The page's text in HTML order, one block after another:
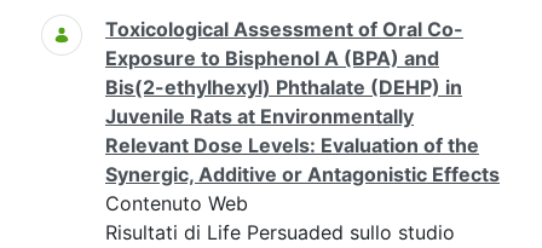
Ricerca
Toxicological Assessment of Oral Co-
Exposure to Bisphenol A (BPA) and
Bis(2-ethylhexyl) Phthalate (DEHP) in
Juvenile Rats at Environmentally
Relevant Dose Levels: Evaluation of the
Synergic, Additive or Antagonistic Effects
Contenuto Web
Risultati di Life Persuaded sullo studio